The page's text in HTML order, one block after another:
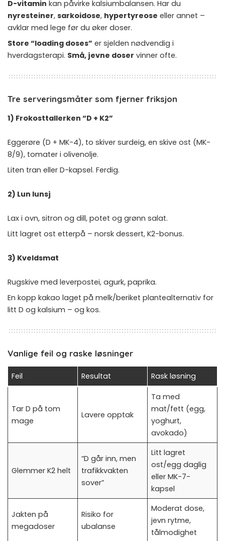
D-vitamin kan påvirke kalsiumbalansen. Har du
nyresteiner, sarkoidose, hypertyreose eller annet –
avklar med lege før du øker doser.
Store “loading doses” er sjelden nødvendig i
hverdagsterapi. Små, jevne doser vinner ofte.
Tre serveringsmåter som fjerner friksjon
1) Frokosttallerken “D + K2”
Eggerøre (D + MK-4), to skiver surdeig, en skive ost (MK-
8/9), tomater i olivenolje.
Liten tran eller D-kapsel. Ferdig.
2) Lun lunsj
Lax i ovn, sitron og dill, potet og grønn salat.
Litt lagret ost etterpå – norsk dessert, K2-bonus.
3) Kveldsmat
Rugskive med leverpostei, agurk, paprika.
En kopp kakao laget på melk/beriket plantealternativ for
litt D og kalsium – og kos.
Vanlige feil og raske løsninger
Feil Resultat Rask løsning
Tar D på tom
mage
Lavere opptak
Ta med
mat/fett (egg,
yoghurt,
avokado)
Glemmer K2 helt
“D går inn, men
trafikkvakten
sover”
Litt lagret
ost/egg daglig
eller MK-7-
kapsel
Jakten på
megadoser
Risiko for
ubalanse
Moderat dose,
jevn rytme,
tålmodighet